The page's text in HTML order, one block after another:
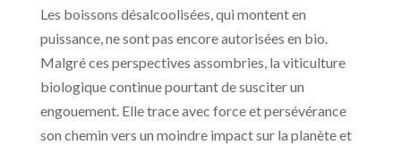
Les boissons désalcoolisées, qui montent en
puissance, ne sont pas encore autorisées en bio.
Malgré ces perspectives assombries, la viticulture
biologique continue pourtant de susciter un
engouement. Elle trace avec force et persévérance
son chemin vers un moindre impact sur la planète et